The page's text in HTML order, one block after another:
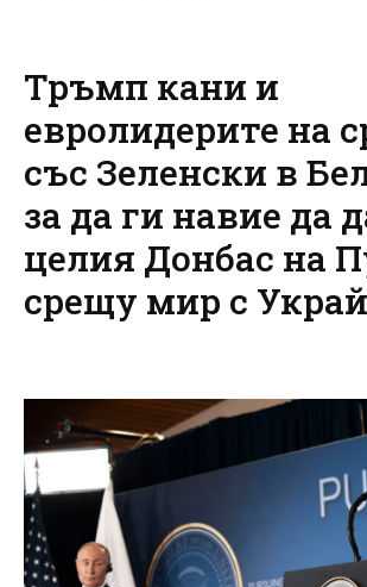
Тръмп кани и
евролидерите на
със Зеленски в
за да ги навие да
целия Донбас на
срещу мир с